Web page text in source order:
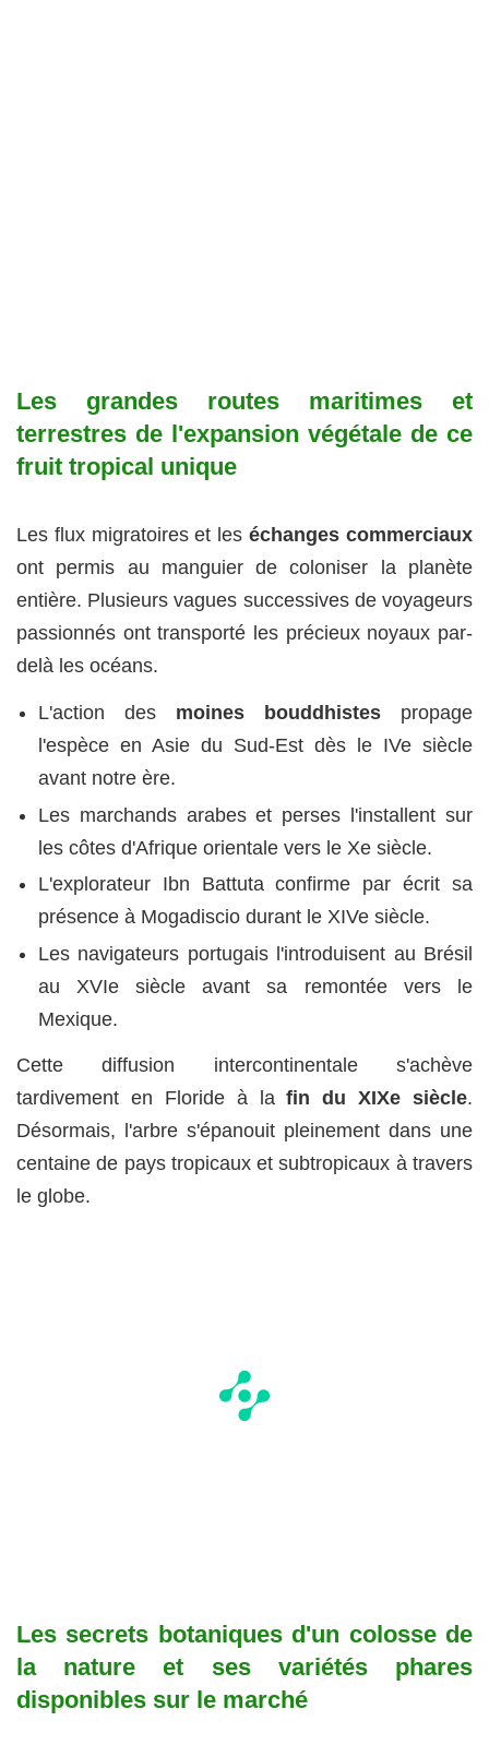
Les grandes routes maritimes et
terrestres de l'expansion végétale de ce
fruit tropical unique
Les flux migratoires et leséchanges commerciaux
ont permis au manguier de coloniser la planète
entière. Plusieurs vagues successives de voyageurs
passionnés ont transporté les précieux noyaux par-
delà les océans.
L'action des moines bouddhistespropage
l'espèce en Asie du Sud-Est dès le IVe siècle
avant notre ère.
Les marchands arabes et perses l'installent sur
les côtes d'Afrique orientale vers le Xe siècle.
L'explorateur Ibn Battuta confirme par écrit sa
présence à Mogadiscio durant le XIVe siècle.
Les navigateurs portugais l'introduisent au Brésil
au XVIe siècle avant sa remontée vers le
Mexique.
Cette diffusion intercontinentale s'achève
tardivement en Floride à lafin du XIXe siècle.
Désormais, l'arbre s'épanouit pleinement dans une
centaine de pays tropicaux et subtropicaux à travers
le globe.
Les secrets botaniques d'un colosse de
la nature et ses variétés phares
disponibles sur le marché